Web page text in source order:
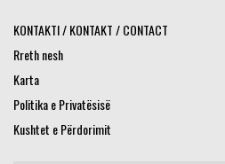
KONTAKTI / KONTAKT / CONTACT
Rreth nesh
Karta
Politika e Privatësisë
Kushtet e Përdorimit